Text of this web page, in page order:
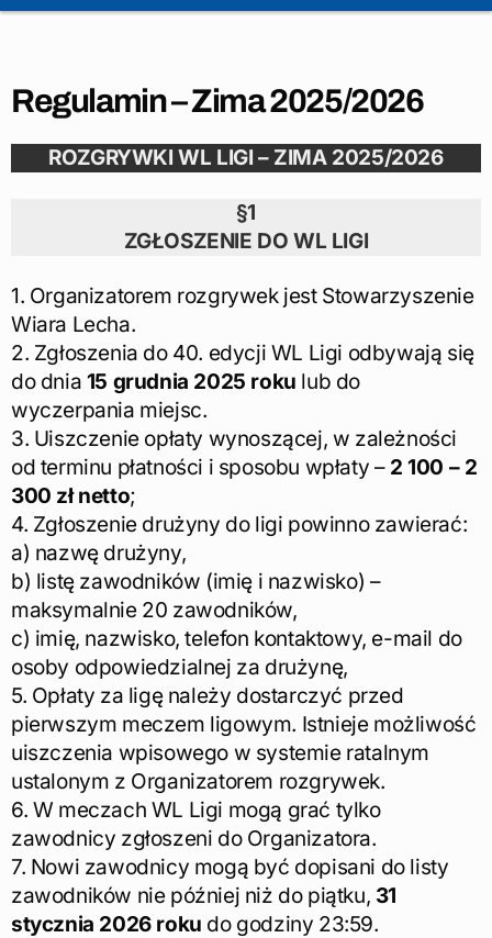
Regulamin – Zima 2025/2026
ROZGRYWKI WL LIGI – ZIMA 2025/2026
§1
ZGŁOSZENIE DO WL LIGI
1. Organizatorem rozgrywek jest Stowarzyszenie
Wiara Lecha.
2. Zgłoszenia do 40. edycji WL Ligi odbywają się
do dnia 15 grudnia 2025 roku lub do
wyczerpania miejsc.
3. Uiszczenie opłaty wynoszącej, w zależności
od terminu płatności i sposobu wpłaty – 2 100 – 2
300 zł netto;
4. Zgłoszenie drużyny do ligi powinno zawierać:
a) nazwę drużyny,
b) listę zawodników (imię i nazwisko) –
maksymalnie 20 zawodników,
c) imię, nazwisko, telefon kontaktowy, e-mail do
osoby odpowiedzialnej za drużynę,
5. Opłaty za ligę należy dostarczyć przed
pierwszym meczem ligowym. Istnieje możliwość
uiszczenia wpisowego w systemie ratalnym
ustalonym z Organizatorem rozgrywek.
6. W meczach WL Ligi mogą grać tylko
zawodnicy zgłoszeni do Organizatora.
7. Nowi zawodnicy mogą być dopisani do listy
zawodników nie później niż do piątku, 31
stycznia 2026 roku do godziny 23:59.